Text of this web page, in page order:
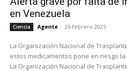
en Venezuela
Ciencia Agente - 26 febrero 2025
La Organización Nacional de
estos medicamentos pone en riesgo
La Organización Nacional de